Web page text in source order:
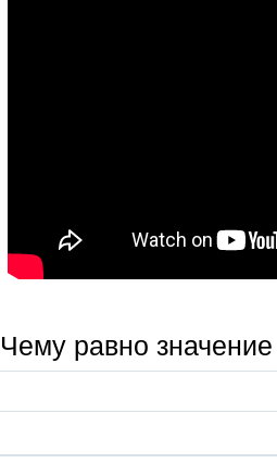
Чему равно